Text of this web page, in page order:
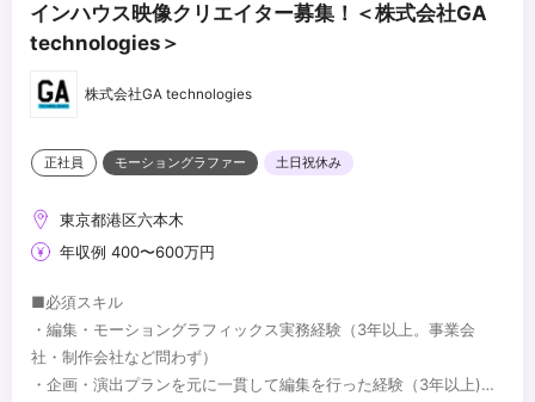
インハウス映像クリエイター募集！＜株式会社GA
technologies＞
株式会社GA technologies
正社員 モーショングラファー 土日祝休み
東京都港区六本木
年収例 400〜600万円
■必須スキル
・編集・モーショングラフィックス実務経験（3年以上。事業会
社・制作会社など問わず）
・企画・演出プランを元に一貫して編集を行った経験（3年以上)